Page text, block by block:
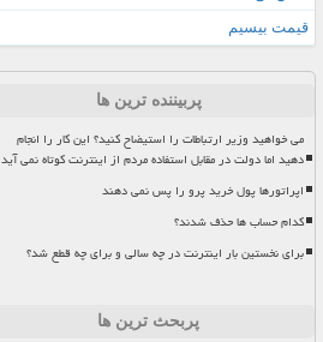
قیمت بیسیم
پربیننده ترین ها
می خواهید وزیر ارتباطات را استیضاح کنید؟ این کار را انجام
دهید اما دولت در مقابل استفاده مردم از اینترنت کوتاه نمی آید
اپراتورها پول خرید پرو را پس نمی دهند
کدام حساب ها حذف شدند؟
برای نخستین بار اینترنت در چه سالی و برای چه قطع شد؟
پربحث ترین ها